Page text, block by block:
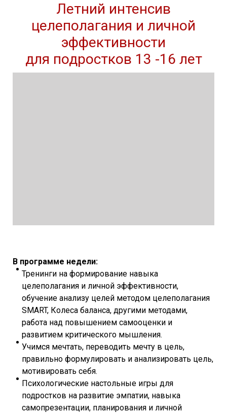
Летний интенсив
целеполагания и личной
эффективности
для подростков 13 -16 лет
В программе недели:
Тренинги на формирование навыка
целеполагания и личной эффективности,
обучение анализу целей методом целеполагания
SMART, Колеса баланса, другими методами,
работа над повышением самооценки и
развитием критического мышления.
Учимся мечтать, переводить мечту в цель,
правильно формулировать и анализировать цель,
мотивировать себя.
Психологические настольные игры для
подростков на развитие эмпатии, навыка
самопрезентации, планирования и личной